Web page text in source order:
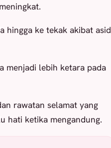
hingga ke tekak akibat asid
menjadi lebih ketara pada
rawatan selamat yang
hati ketika mengandung.